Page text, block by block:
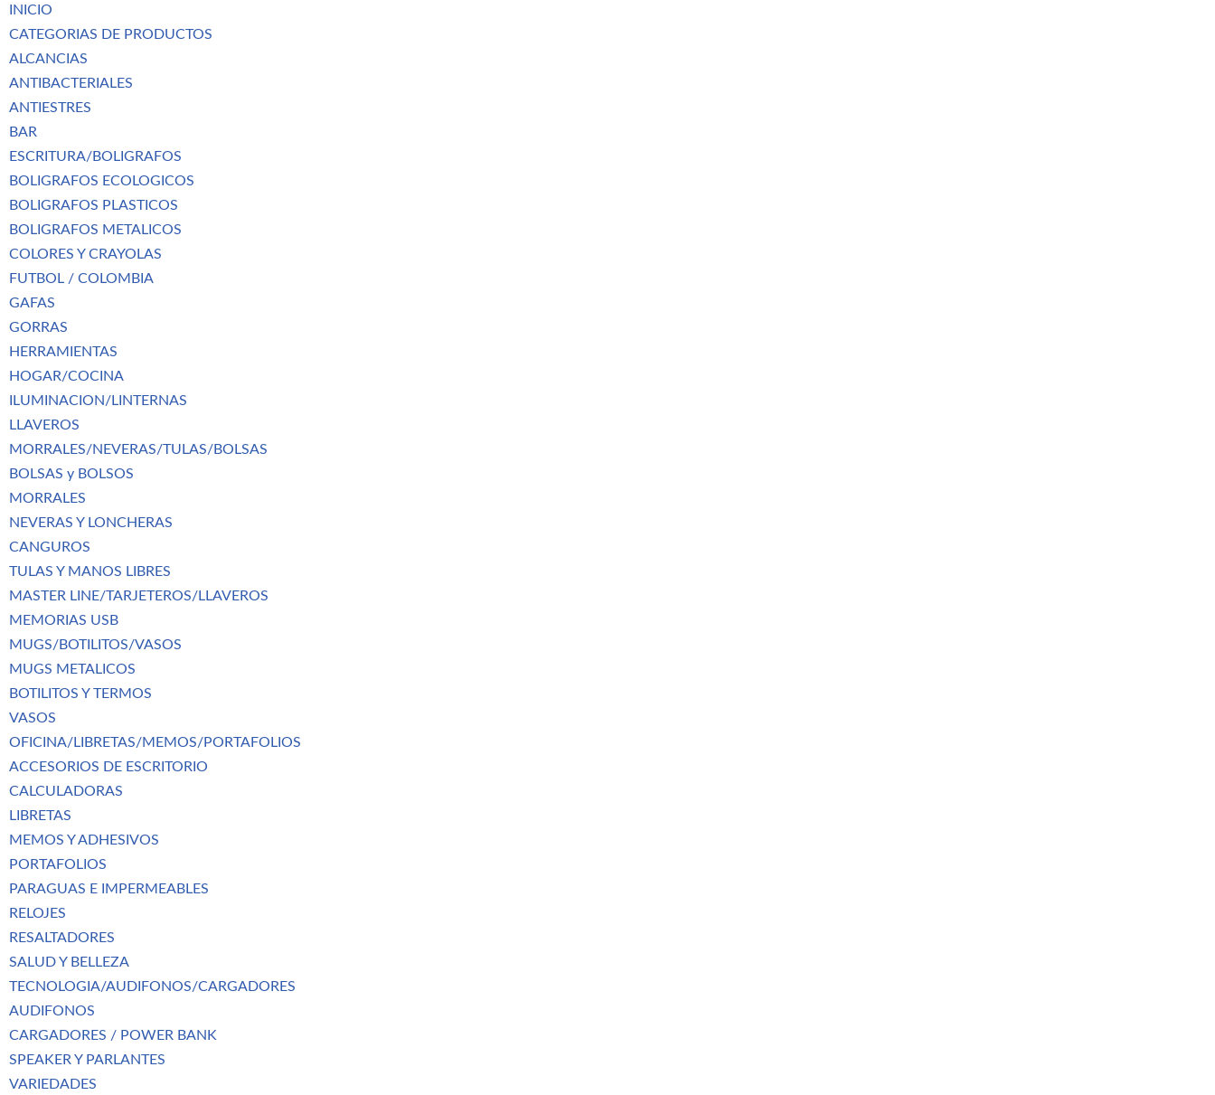
INICIO
CATEGORIAS DE PRODUCTOS
ALCANCIAS
ANTIBACTERIALES
ANTIESTRES
BAR
ESCRITURA/BOLIGRAFOS
BOLIGRAFOS ECOLOGICOS
BOLIGRAFOS PLASTICOS
BOLIGRAFOS METALICOS
COLORES Y CRAYOLAS
FUTBOL / COLOMBIA
GAFAS
GORRAS
HERRAMIENTAS
HOGAR/COCINA
ILUMINACION/LINTERNAS
LLAVEROS
MORRALES/NEVERAS/TULAS/BOLSAS
BOLSAS y BOLSOS
MORRALES
NEVERAS Y LONCHERAS
CANGUROS
TULAS Y MANOS LIBRES
MASTER LINE/TARJETEROS/LLAVEROS
MEMORIAS USB
MUGS/BOTILITOS/VASOS
MUGS METALICOS
BOTILITOS Y TERMOS
VASOS
OFICINA/LIBRETAS/MEMOS/PORTAFOLIOS
ACCESORIOS DE ESCRITORIO
CALCULADORAS
LIBRETAS
MEMOS Y ADHESIVOS
PORTAFOLIOS
PARAGUAS E IMPERMEABLES
RELOJES
RESALTADORES
SALUD Y BELLEZA
TECNOLOGIA/AUDIFONOS/CARGADORES
AUDIFONOS
CARGADORES / POWER BANK
SPEAKER Y PARLANTES
VARIEDADES